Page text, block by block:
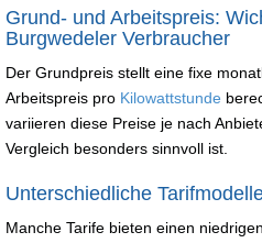
Grund- und Arbeitspreis:
Burgwedeler Verbraucher
Der Grundpreis stellt eine fixe
Arbeitspreis pro Kilowattstunde
variieren diese Preise je nach
Vergleich besonders sinnvoll ist.
Unterschiedliche
Manche Tarife bieten einen